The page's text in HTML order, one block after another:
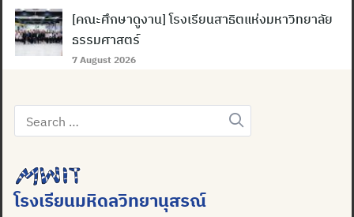
Search
[คณะศึกษาดูงาน] โรงเรียนสาธิตแห่งมหาวิทยาลัย
ธรรมศาสตร์
7 August 2026
Search
for:
โรงเรียนมหิดลวิทยานุสรณ์